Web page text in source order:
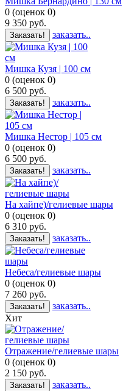
0 (оценок 0)
9 350 руб.
Заказать! заказать..
Мишка Кузя | 100 см
0 (оценок 0)
6 500 руб.
Заказать! заказать..
Мишка Нестор | 105 см
0 (оценок 0)
6 500 руб.
Заказать! заказать..
На хайпе)/гелиевые шары
0 (оценок 0)
6 310 руб.
Заказать! заказать..
Небеса/гелиевые шары
0 (оценок 0)
7 260 руб.
Заказать!
заказать..
Хит
Отражение/гелиевые шары
0 (оценок 0)
2 150 руб.
Заказать! заказать..